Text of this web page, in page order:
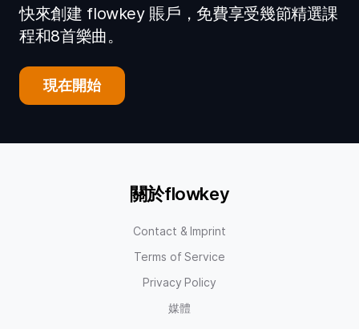
快來創建 flowkey 賬戶，免費享受幾節精選課
程和8首樂曲。
現在開始
關於flowkey
Contact & Imprint
Terms of Service
Privacy Policy
媒體